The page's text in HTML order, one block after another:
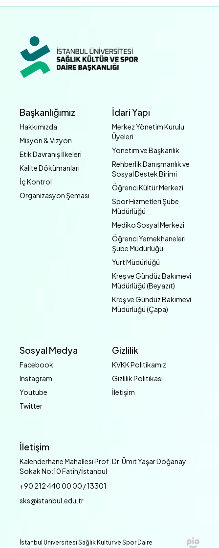
Başkanlığımız
Hakkımızda
Misyon & Vizyon
Etik Davranış İlkeleri
Kalite Dökümanları
İç Kontrol
Organizasyon Şeması
İdari Yapı
Merkez Yönetim Kurulu
Üyeleri
Yönetim ve Başkanlık
Rehberlik Danışmanlık ve
Sosyal Destek Birimi
Öğrenci Kültür Merkezi
Spor Hizmetleri Şube
Müdürlüğü
Mediko Sosyal Merkezi
Öğrenci Yemekhaneleri
Şube Müdürlüğü
Yurt Müdürlüğü
Kreş ve Gündüz Bakımevi
Müdürlüğü (Beyazıt)
Kreş ve Gündüz Bakımevi
Müdürlüğü (Çapa)
Sosyal Medya
Facebook
Instagram
Youtube
Twitter
Gizlilik
KVKK Politikamız
Gizlilik Politikası
İletişim
İletişim
Kalenderhane Mahallesi Prof. Dr. Ümit Yaşar Doğanay
Sokak No:10 Fatih/İstanbul
+90 212 440 00 00 / 13301
sks@istanbul.edu.tr
İstanbul Üniversitesi Sağlık Kültür ve Spor Daire